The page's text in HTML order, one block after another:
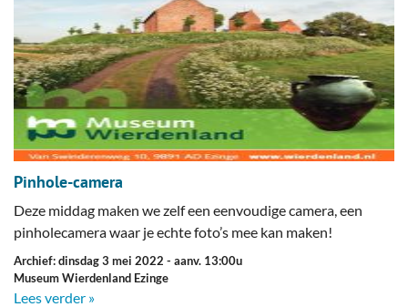
Pinhole-camera
Deze middag maken we zelf een eenvoudige camera, een
pinholecamera waar je echte foto’s mee kan maken!
Archief: dinsdag 3 mei 2022 - aanv. 13:00u
Museum Wierdenland Ezinge
Lees verder »